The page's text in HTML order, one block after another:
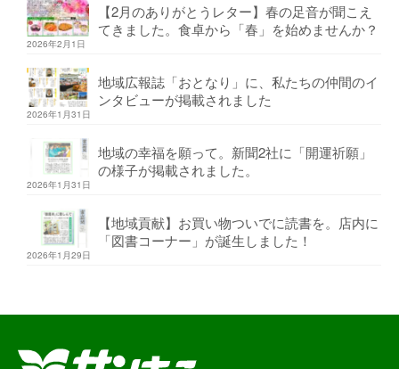
【2月のありがとうレター】春の足音が聞こえ
てきました。食卓から「春」を始めませんか？
2026年2月1日
地域広報誌「おとなり」に、私たちの仲間のイ
ンタビューが掲載されました
2026年1月31日
地域の幸福を願って。新聞2社に「開運祈願」
の様子が掲載されました。
2026年1月31日
【地域貢献】お買い物ついでに読書を。店内に
「図書コーナー」が誕生しました！
2026年1月29日